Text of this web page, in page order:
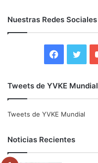
Nuestras Redes Sociales
e
o
t
e
Tweets de YVKE Mundial
Tweets de YVKE Mundial
Noticias Recientes